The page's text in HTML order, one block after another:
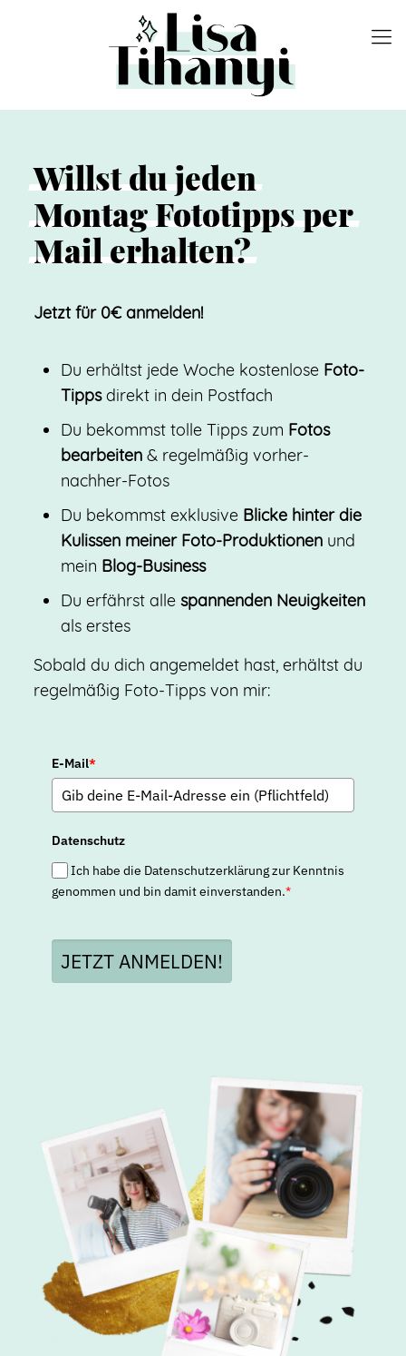
Willstdujeden
MontagFototippsper
Mailerhalten?
Jetzt für 0€ anmelden!
Du erhältst jede Woche kostenlose Foto-
Tippsdirekt in dein Postfach
Du bekommst tolle Tipps zum Fotos
bearbeiten& regelmäßig vorher-
nachher-Fotos
Du bekommst exklusive Blicke hinter die
Kulissen meiner Foto-Produktionen und
mein Blog-Business
Du erfährst alle spannenden Neuigkeiten
als erstes
Sobald du dich angemeldet hast, erhältst du
regelmäßig Foto-Tipps von mir:
E-Mail*
Datenschutz
Ich habe die Datenschutzerklärung zur Kenntnis
genommen und bin damit einverstanden.*
JETZT ANMELDEN!